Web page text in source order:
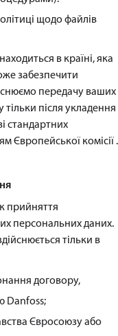
щодо файлів
в країні, яка
забезпечити
передачу ваших
після укладення
стандартних
Європейської комісії .
прийняття
персональних даних.
тільки в
договору,
Danfoss;
Євросоюзу або